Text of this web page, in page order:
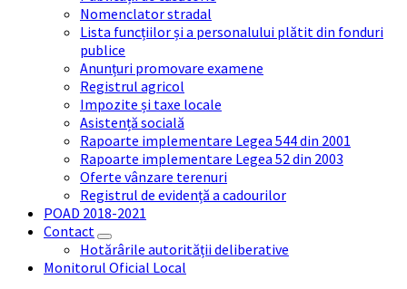
Nomenclator stradal
Lista funcțiilor și a personalului plătit din fonduri
publice
Anunțuri promovare examene
Registrul agricol
Impozite și taxe locale
Asistență socială
Rapoarte implementare Legea 544 din 2001
Rapoarte implementare Legea 52 din 2003
Oferte vânzare terenuri
Registrul de evidență a cadourilor
POAD 2018-2021
Contact
Hotărârile autorității deliberative
Monitorul Oficial Local